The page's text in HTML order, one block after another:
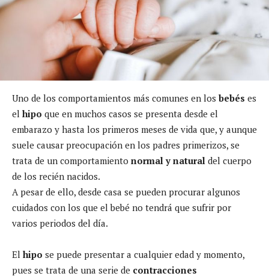
Uno de los comportamientos más comunes en los bebés es
el hipo que en muchos casos se presenta desde el
embarazo y hasta los primeros meses de vida que, y aunque
suele causar preocupación en los padres primerizos, se
trata de un comportamiento normal y natural del cuerpo
de los recién nacidos.
A pesar de ello, desde casa se pueden procurar algunos
cuidados con los que el bebé no tendrá que sufrir por
varios periodos del día.
El hipo se puede presentar a cualquier edad y momento,
pues se trata de una serie de contracciones